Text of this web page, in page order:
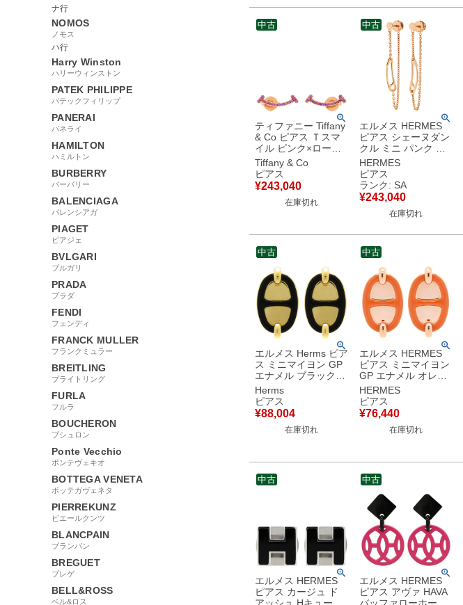
ナ行
NOMOS
ノモス
ハ行
Harry Winston
ハリーウィンストン
PATEK PHILIPPE
パテックフィリップ
PANERAI
パネライ
HAMILTON
ハミルトン
BURBERRY
バーバリー
BALENCIAGA
バレンシアガ
PIAGET
ピアジェ
BVLGARI
ブルガリ
PRADA
プラダ
FENDI
フェンディ
FRANCK MULLER
フランクミュラー
BREITLING
ブライトリング
FURLA
フルラ
BOUCHERON
ブシュロン
Ponte Vecchio
ポンテヴェキオ
BOTTEGA VENETA
ボッテガヴェネタ
PIERREKUNZ
ピエールクンツ
BLANCPAIN
ブランパン
BREGUET
ブレゲ
BELL&ROSS
ベル&ロス
ティファニー Tiffany
& Co ピアス Ｔスマ
イル ピンク×ローズ
ゴールド T&Co. ロー
ズゴールド 750 PG
RG 18金 サファイア
【中古】
Tiffany & Co
ピアス
¥243,040
在庫切れ
中古
エルメス HERMES
ピアス シェーヌダン
クル ミニ パンク ロ
ーズゴールド ピンク
ゴールド ローズ
Au750 18K 18金 ド
ロップ スイング
H217531B 00 【中
古】新品同様品
HERMES
ピアス
ランク: SA
¥243,040
在庫切れ
中古
エルメス Herms ピア
ス ミニマイヨン GP
エナメル ブラックX
ゴールド ゴールド金
具 シェーヌダンクル
黒 【箱】 【中古】
Herms
ピアス
¥88,004
在庫切れ
中古
エルメス HERMES
ピアス ミニマイヨン
GP エナメル オレン
ジXローズゴールド
シェーヌダンクル ピ
ンクゴールド 【中
古】
HERMES
ピアス
¥76,440
在庫切れ
中古
エルメス HERMES
ピアス カージュ ド
中古
エルメス HERMES
ピアス アヴァ HAVA
中古